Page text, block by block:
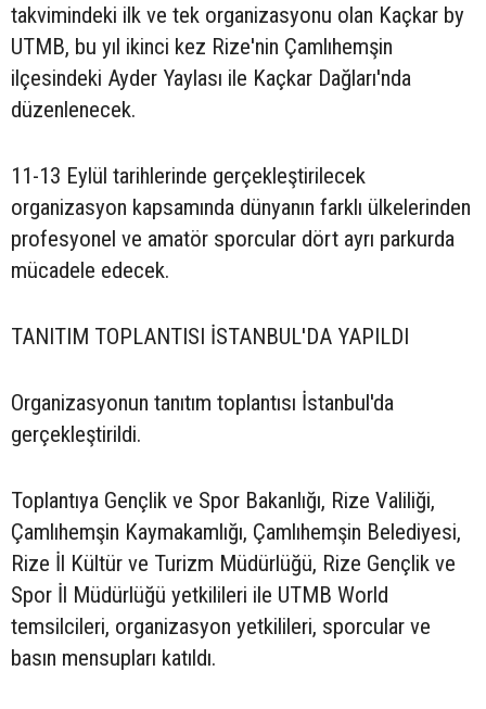
takvimindeki ilk ve tek organizasyonu olan Kaçkar by
UTMB, bu yıl ikinci kez Rize'nin Çamlıhemşin
ilçesindeki Ayder Yaylası ile Kaçkar Dağları'nda
düzenlenecek.
11-13 Eylül tarihlerinde gerçekleştirilecek
organizasyon kapsamında dünyanın farklı ülkelerinden
profesyonel ve amatör sporcular dört ayrı parkurda
mücadele edecek.
TANITIM TOPLANTISI İSTANBUL'DA YAPILDI
Organizasyonun tanıtım toplantısı İstanbul'da
gerçekleştirildi.
Toplantıya Gençlik ve Spor Bakanlığı, Rize Valiliği,
Çamlıhemşin Kaymakamlığı, Çamlıhemşin Belediyesi,
Rize İl Kültür ve Turizm Müdürlüğü, Rize Gençlik ve
Spor İl Müdürlüğü yetkilileri ile UTMB World
temsilcileri, organizasyon yetkilileri, sporcular ve
basın mensupları katıldı.